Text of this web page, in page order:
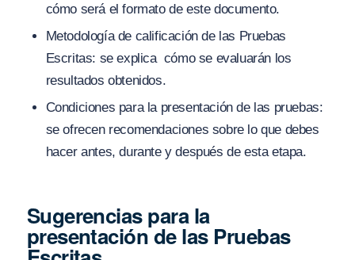
cómo será el formato de este documento.
Metodología de calificación de las Pruebas
Escritas: se explica cómo se evaluarán los
resultados obtenidos.
Condiciones para la presentación de las pruebas:
se ofrecen recomendaciones sobre lo que debes
hacer antes, durante y después de esta etapa.
Sugerencias para la
presentación de las Pruebas